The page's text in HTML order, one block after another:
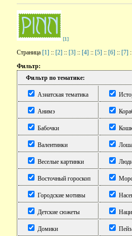
[1]
Страница [1] :: [2] :: [3] :: [4] :: [5] :: [6] :: [7]
Фильтр:
Фильтр по тематике:
Азиатская тематика
Анимэ
Бабочки
Валентинки
Веселые картинки
Восточный гороскоп
Городские мотивы
Детские сюжеты
Домики